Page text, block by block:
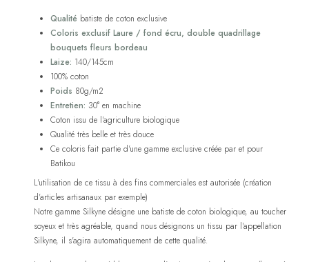
Qualité batiste de coton exclusive
Coloris exclusif Laure / fond écru, double quadrillage
bouquets fleurs bordeau
Laize: 140/145cm
100% coton
Poids 80g/m2
Entretien: 30° en machine
Coton issu de l'agriculture biologique
Qualité très belle et très douce
Ce coloris fait partie d'une gamme exclusive créée par et pour
Batikou
L'utilisation de ce tissu à des fins commerciales est autorisée (création
d'articles artisanaux par exemple)
Notre gamme Silkyne désigne une batiste de coton biologique, au toucher
soyeux et très agréable, quand nous désignons un tissu par l'appellation
Silkyne, il s'agira automatiquement de cette qualité.